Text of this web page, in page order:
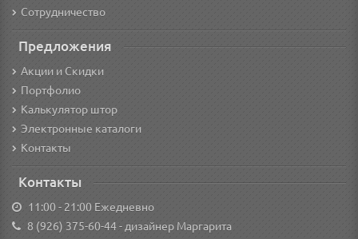
Сотрудничество
Предложения
Акции и Скидки
Портфолио
Калькулятор штор
Электронные каталоги
Контакты
Контакты
11:00 - 21:00 Ежедневно
8 (926) 375-60-44- дизайнер Маргарита